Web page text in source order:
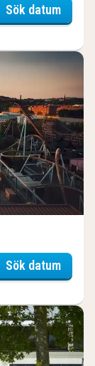
Sök datumHotel
Sök datum